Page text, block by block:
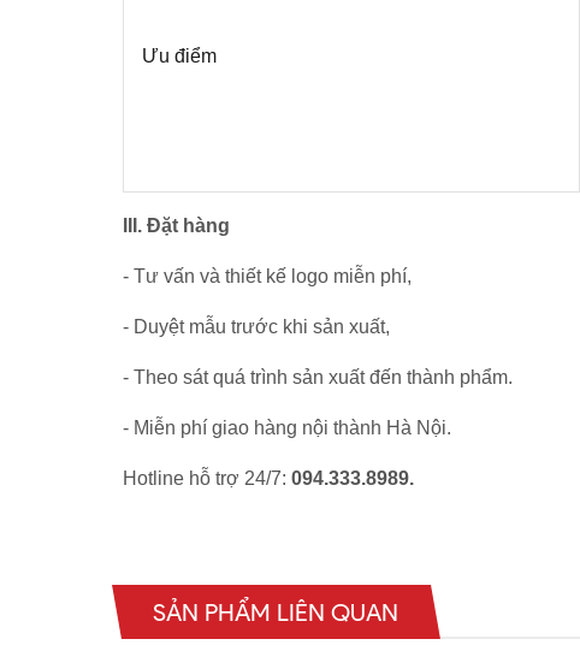
Ưu điểm
III. Đặt hàng
- Tư vấn và thiết kế logo miễn phí,
- Duyệt mẫu trước khi sản xuất,
- Theo sát quá trình sản xuất đến thành phẩm.
- Miễn phí giao hàng nội thành Hà Nội.
Hotline hỗ trợ 24/7: 094.333.8989.
SẢN PHẨM LIÊN QUAN